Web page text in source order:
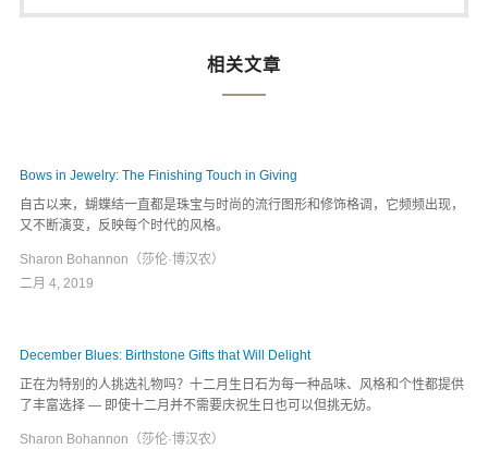
相关文章
Bows in Jewelry: The Finishing Touch in Giving
自古以来，蝴蝶结一直都是珠宝与时尚的流行图形和修饰格调，它频频出现，
又不断演变，反映每个时代的风格。
Sharon Bohannon（莎伦·博汉农）
二月 4, 2019
December Blues: Birthstone Gifts that Will Delight
正在为特别的人挑选礼物吗？十二月生日石为每一种品味、风格和个性都提供
了丰富选择 — 即使十二月并不需要庆祝生日也可以但挑无妨。
Sharon Bohannon（莎伦·博汉农）